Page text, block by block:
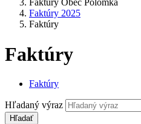
Faktúry Obec Polomka
Faktúry 2025
Faktúry
Faktúry
Faktúry
Hľadaný výraz
Hľadať